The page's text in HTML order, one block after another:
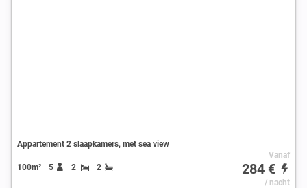
Appartement 2 slaapkamers, met sea view
100m² 5 2 2
Vanaf
284 €
/ nacht